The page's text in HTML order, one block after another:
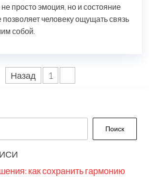
просто эмоция, но и состояние
позволяет человеку ощущать связь
собой.
Назад 1
Поиск
как сохранить гармонию